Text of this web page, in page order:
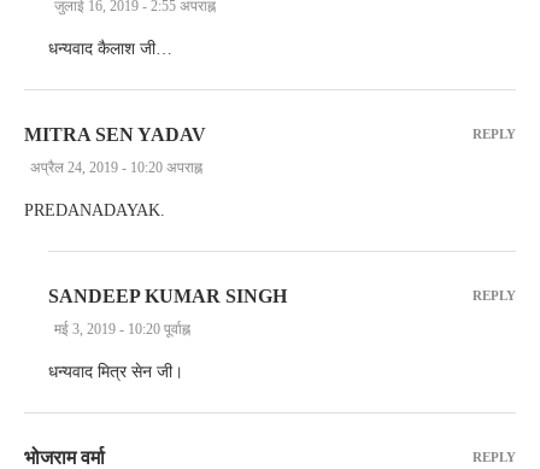
जुलाई 16, 2019 - 2:55 अपराह्न
धन्यवाद कैलाश जी…
MITRA SEN YADAV
अप्रैल 24, 2019 - 10:20 अपराह्न
PREDANADAYAK.
REPLY
SANDEEP KUMAR SINGH
मई 3, 2019 - 10:20 पूर्वाह्न
धन्यवाद मित्र सेन जी।
REPLY
भोजराम वर्मा REPLY